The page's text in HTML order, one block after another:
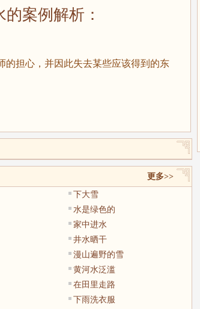
案例解析：
担心，并因此失去某些应该得到的东
更多>>
下大雪
水是绿色的
家中进水
井水晒干
漫山遍野的雪
黄河水泛滥
在田里走路
下雨洗衣服